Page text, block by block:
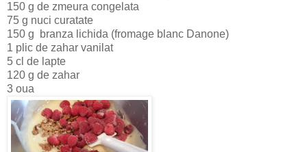
150 g de zmeura congelata
75 g nuci curatate
150 g branza lichida (fromage blanc Danone)
1 plic de zahar vanilat
5 cl de lapte
120 g de zahar
3 oua